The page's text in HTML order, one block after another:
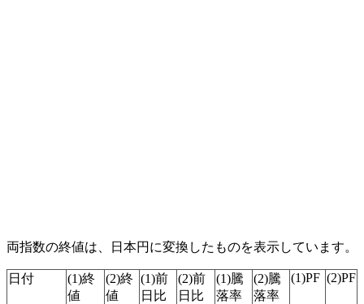
両指数の終値は、日本円に変換したものを表示しています。
日付
(1)終
値
(2)終
値
(1)前
日比
(2)前
日比
(1)騰
落率
(2)騰
落率
(1)PF (2)PF